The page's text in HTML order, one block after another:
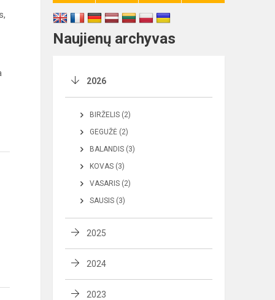
Naujienų archyvas
2026
BIRŽELIS (2)
GEGUŽĖ (2)
BALANDIS (3)
KOVAS (3)
VASARIS (2)
SAUSIS (3)
2025
2024
2023